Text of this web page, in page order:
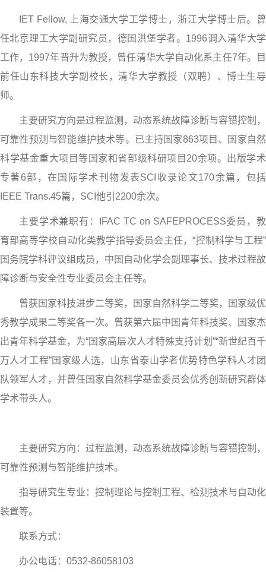
IET Fellow, 上海交通大学工学博士，浙江大学博士后。曾
任北京理工大学副研究员，德国洪堡学者。1996调入清华大学
工作，1997年晋升为教授，曾任清华大学自动化系主任7年。目
前任山东科技大学副校长，清华大学教授（双聘）、博士生导
师。
主要研究方向是过程监测，动态系统故障诊断与容错控制，
可靠性预测与智能维护技术等。已主持国家863项目、国家自然
科学基金重大项目等国家和省部级科研项目20余项。出版学术
专著6部，在国际学术刊物发表SCI收录论文170余篇，包括
IEEE Trans.45篇，SCI他引2200余次。
主要学术兼职有：IFAC TC on SAFEPROCESS委员，教
育部高等学校自动化类教学指导委员会主任，“控制科学与工程”
国务院学科评议组成员，中国自动化学会副理事长、技术过程故
障诊断与安全性专业委员会主任等。
曾获国家科技进步二等奖，国家自然科学二等奖，国家级优
秀教学成果二等奖各一次。曾获第六届中国青年科技奖、国家杰
出青年科学基金，为“国家高层次人才特殊支持计划 ”“新世纪百千
万人才工程”国家级人选，山东省泰山学者优势特色学科人才团
队领军人才，并曾任国家自然科学基金委员会优秀创新研究群体
学术带头人。
主要研究方向：过程监测，动态系统故障诊断与容错控制，
可靠性预测与智能维护技术。
指导研究生专业：控制理论与控制工程、检测技术与自动化
装置等。
联系方式：
办公电话：0532-86058103